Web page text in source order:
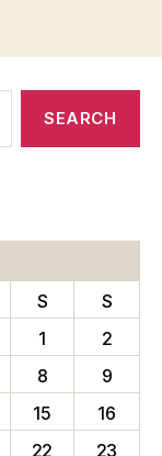
S
S
1
2
8
9
15
16
22 23